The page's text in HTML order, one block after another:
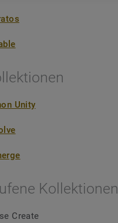
Unity
Kollektionen
Create